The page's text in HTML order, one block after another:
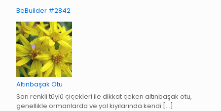
BeBuilder #2842
Altınbaşak Otu
Sarı renkli tüylü çiçekleri ile dikkat çeken altınbaşak otu,
genellikle ormanlarda ve yol kıyılarında kendi […]